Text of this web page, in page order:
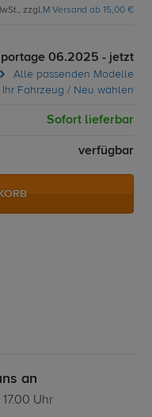
zzgl.M Versand ab 15,00 €
06.2025 - jetzt
Alle passenden Modelle
Ihr Fahrzeug / Neu wählen
Sofort lieferbar
verfügbar
an
Uhr